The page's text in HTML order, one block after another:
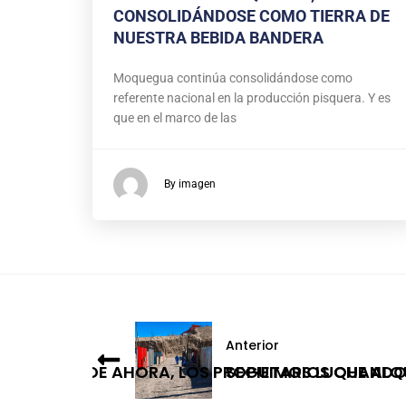
CONSOLIDÁNDOSE COMO TIERRA DE
NUESTRA BEBIDA BANDERA
Moquegua continúa consolidándose como
referente nacional en la producción pisquera. Y es
que en el marco de las
By imagen
Anterior
SEGUIMOS
A PARTIR DE AHORA, LOS PROPIETARIOS QUE